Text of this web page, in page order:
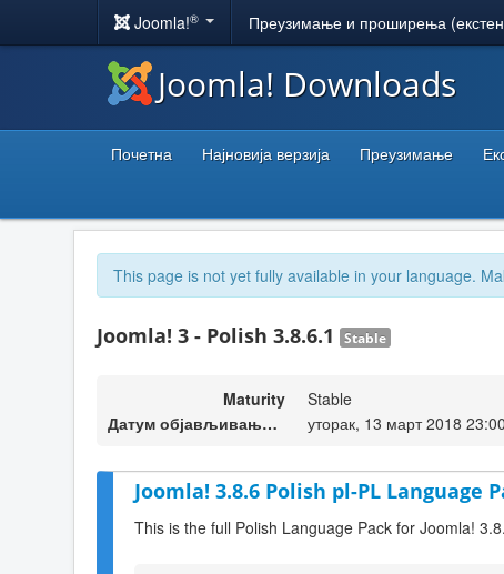
Joomla!® Преузимање и проширења
Joomla! Downloads
Почетна Најновија верзија Преузимање
This page is not yet fully available in your language.
Joomla! 3 - Polish 3.8.6.1 Stable
Maturity
Stable
Датум објављивања верзије
уторак, 13 март 2018 23:00
Joomla! 3.8.6 Polish pl-PL Language
This is the full Polish Language Pack for Joomla!